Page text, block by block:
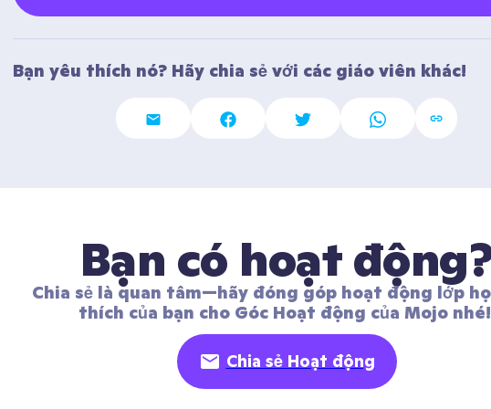
Bạn yêu thích nó? Hãy chia sẻ với các giáo viên khác!
Bạn có hoạt
Chia sẻ là quan tâm—hãy đóng góp hoạt động lớp
thích của bạn cho Góc Hoạt động của Mojo nhé!
Chia sẻ Hoạt động